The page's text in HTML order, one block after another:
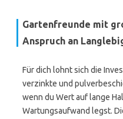
Gartenfreunde mit
Anspruch an
Für dich lohnt sich die
verzinkte und
wenn du Wert auf lange
Wartungsaufwand legst.